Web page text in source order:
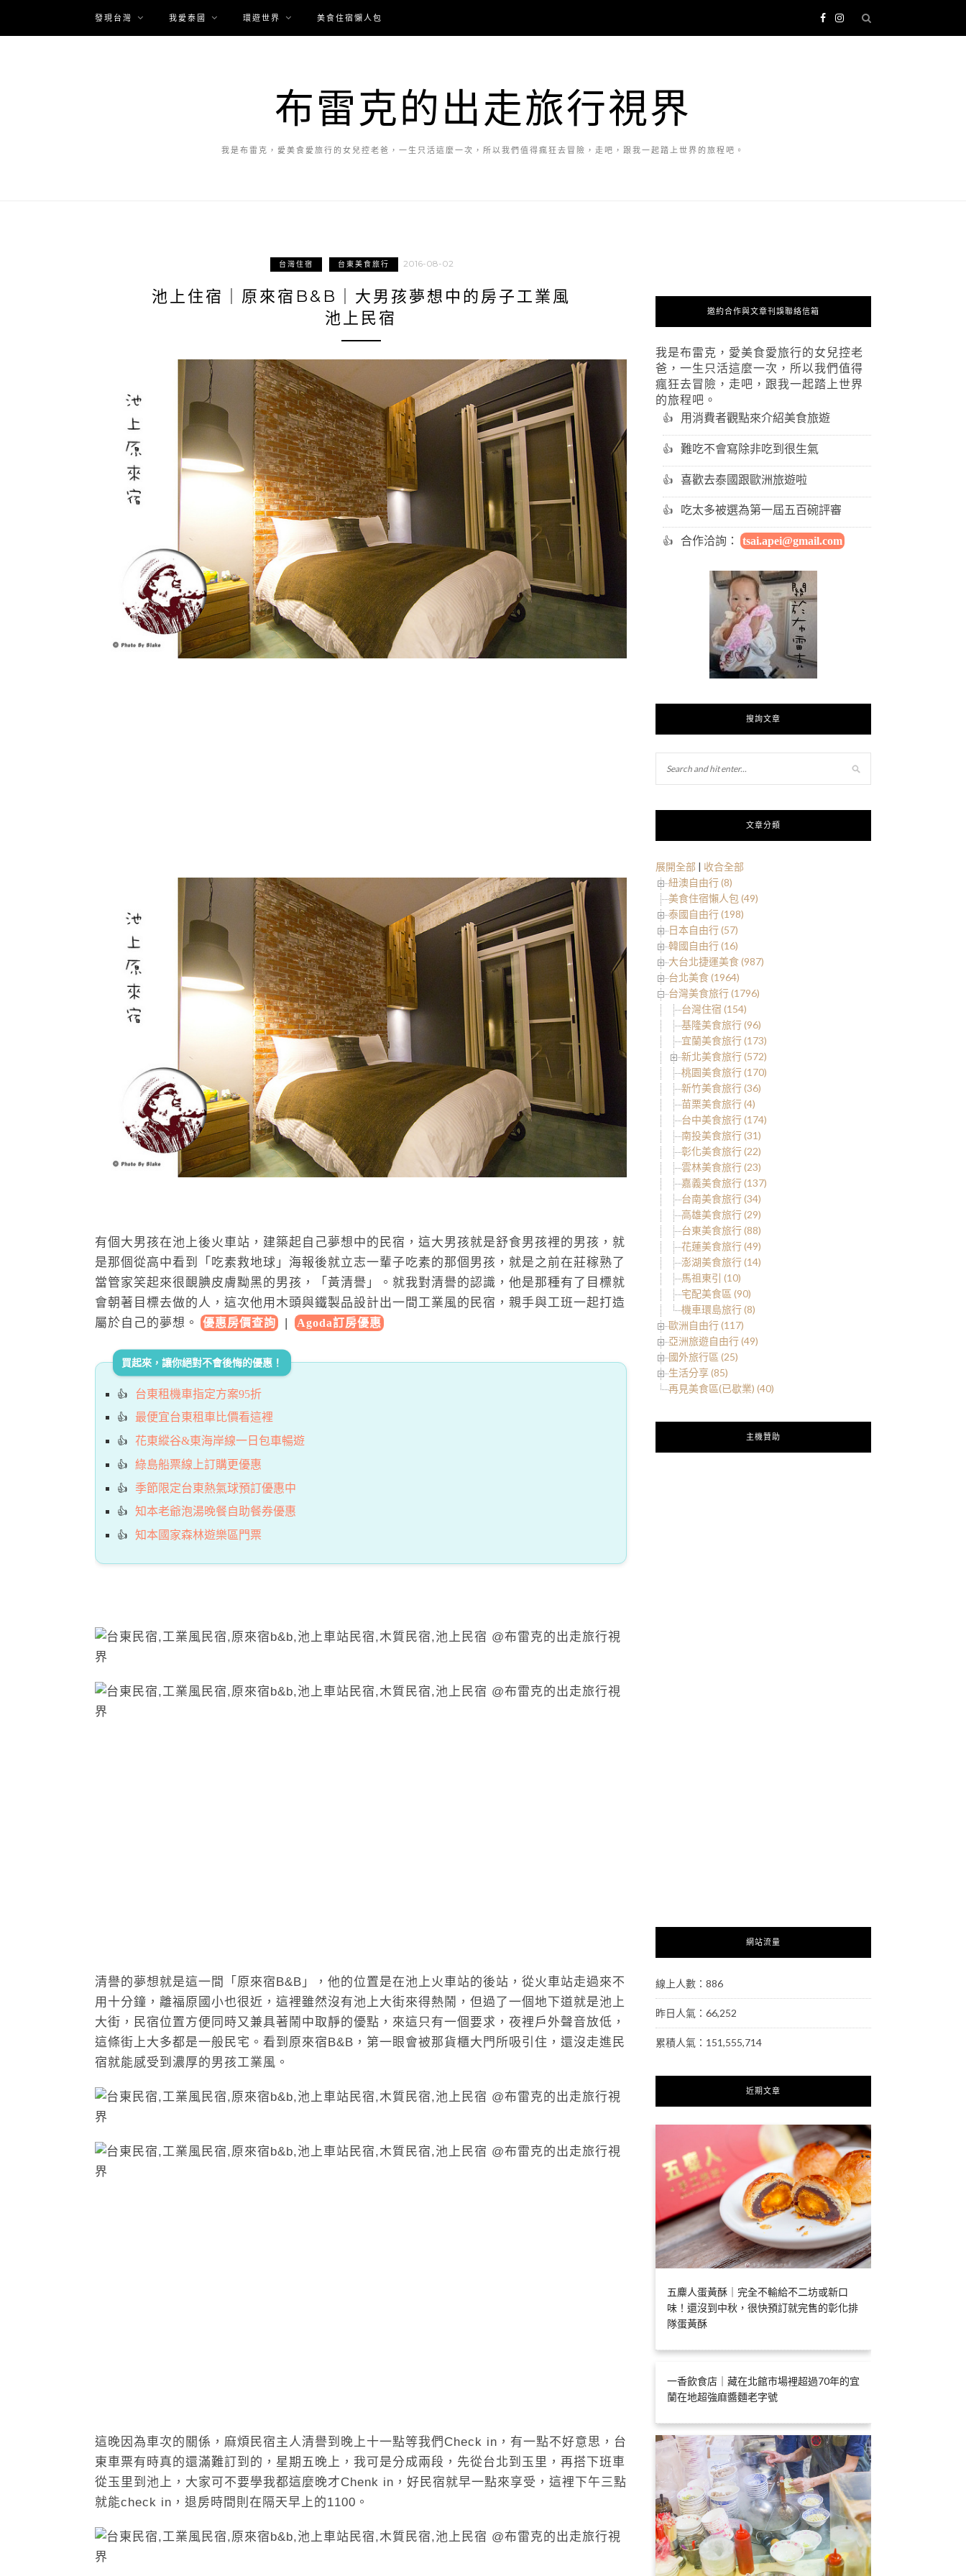
發現台灣 我愛泰國 環遊世界 美食住宿懶人包
布雷克的出走旅行視界
我是布雷克，愛美食愛旅行的女兒控老爸，一生只活這麼一次，所以我們值得瘋狂去冒險，走吧，跟我一起踏上世界的旅程吧。
台灣住宿 台東美食旅行 2016-08-02
池上住宿｜原來宿B&B｜大男孩夢想中的房子工業風
池上民宿
有個大男孩在池上後火車站，建築起自己夢想中的民宿，這大男孩就是舒食男孩裡的男孩，就
是那個從高中看到「吃素救地球」海報後就立志一輩子吃素的那個男孩，就是之前在莊稼熟了
當管家笑起來很靦腆皮膚黝黑的男孩，「黃清譽」。就我對清譽的認識，他是那種有了目標就
會朝著目標去做的人，這次他用木頭與鐵製品設計出一間工業風的民宿，親手與工班一起打造
屬於自己的夢想。
優惠房價查詢 | Agoda訂房優惠
買起來，讓你絕對不會後悔的優惠！
台東租機車指定方案95折
最便宜台東租車比價看這裡
花東縱谷&東海岸線一日包車暢遊
綠島船票線上訂購更優惠
季節限定台東熱氣球預訂優惠中
知本老爺泡湯晚餐自助餐券優惠
知本國家森林遊樂區門票
清譽的夢想就是這一間「原來宿B&B」，他的位置是在池上火車站的後站，從火車站走過來不
用十分鐘，離福原國小也很近，這裡雖然沒有池上大街來得熱鬧，但過了一個地下道就是池上
大街，民宿位置方便同時又兼具著鬧中取靜的優點，來這只有一個要求，夜裡戶外聲音放低，
這條街上大多都是一般民宅。看到原來宿B&B，第一眼會被那貨櫃大門所吸引住，還沒走進民
宿就能感受到濃厚的男孩工業風。
這晚因為車次的關係，麻煩民宿主人清譽到晚上十一點等我們Check in，有一點不好意思，台
東車票有時真的還滿難訂到的，星期五晚上，我可是分成兩段，先從台北到玉里，再搭下班車
從玉里到池上，大家可不要學我都這麼晚才Chenk in，好民宿就早一點來享受，這裡下午三點
就能check in，退房時間則在隔天早上的1100。
邀約合作與文章刊誤聯絡信箱
我是布雷克，愛美食愛旅行的女兒控老
爸，一生只活這麼一次，所以我們值得
瘋狂去冒險，走吧，跟我一起踏上世界
的旅程吧。
用消費者觀點來介紹美食旅遊
難吃不會寫除非吃到很生氣
喜歡去泰國跟歐洲旅遊啦
吃太多被選為第一屆五百碗評審
合作洽詢： tsai.apei@gmail.com
搜詢文章
文章分類
展開全部 | 收合全部
紐澳自由行 (8)
美食住宿懶人包 (49)
泰國自由行 (198)
日本自由行 (57)
韓國自由行 (16)
大台北捷運美食 (987)
台北美食 (1964)
台灣美食旅行 (1796)
台灣住宿 (154)
基隆美食旅行 (96)
宜蘭美食旅行 (173)
新北美食旅行 (572)
桃園美食旅行 (170)
新竹美食旅行 (36)
苗栗美食旅行 (4)
台中美食旅行 (174)
南投美食旅行 (31)
彰化美食旅行 (22)
雲林美食旅行 (23)
嘉義美食旅行 (137)
台南美食旅行 (34)
高雄美食旅行 (29)
台東美食旅行 (88)
花蓮美食旅行 (49)
澎湖美食旅行 (14)
馬祖東引 (10)
宅配美食區 (90)
機車環島旅行 (8)
歐洲自由行 (117)
亞洲旅遊自由行 (49)
國外旅行區 (25)
生活分享 (85)
再見美食區(已歇業) (40)
主機贊助
網站流量
線上人數：886
昨日人氣：66,252
累積人氣：151,555,714
近期文章
五麋人蛋黃酥｜完全不輸給不二坊或新口
味！還沒到中秋，很快預訂就完售的彰化排
隊蛋黃酥
一香飲食店｜藏在北館市場裡超過70年的宜
蘭在地超強麻醬麵老字號